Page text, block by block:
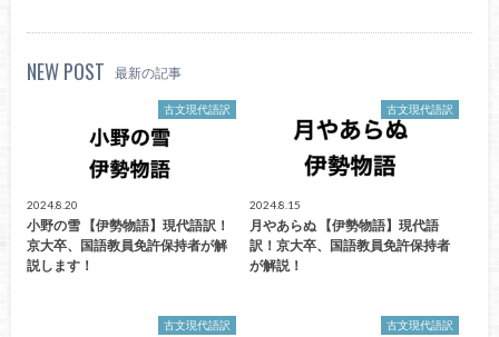
NEW POST 最新の記事
古文現代語訳
2024.8.20
小野の雪 【伊勢物語】現代語訳！
京大卒、国語教員免許保持者が解
説します！
古文現代語訳
2024.8.15
月やあらぬ 【伊勢物語】現代語
訳！京大卒、国語教員免許保持者
が解説！
古文現代語訳 古文現代語訳